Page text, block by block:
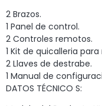
2 Brazos.
1 Panel de control.
2 Controles remotos.
1 Kit de quicalleria
2 Llaves de destrabe.
1 Manual de
DATOS TÉCNICO S: